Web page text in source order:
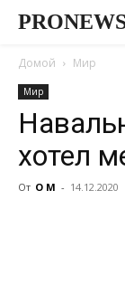
Домой Мир
Мир
хотел
От О М - 14.12.2020